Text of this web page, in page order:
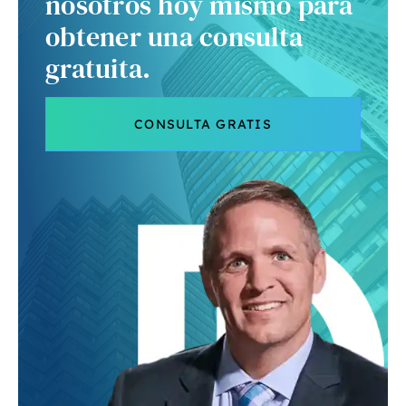
obtener una consulta
gratuita.
CONSULTA GRATIS